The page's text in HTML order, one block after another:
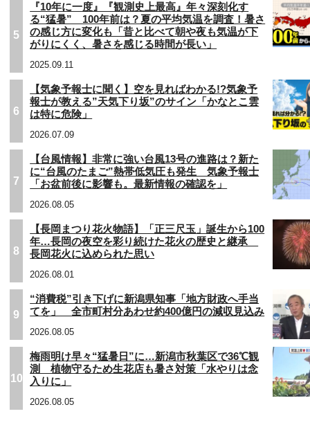
5
『10年に一度』『観測史上最高』年々深刻化す
る“猛暑” 100年前は？夏の平均気温を調査！暑さ
の感じ方に変化も「昔と比べて朝や夜も気温が下
がりにくく、暑さを感じる時間が長い」
2025.09.11
6
【気象予報士に聞く】空を見ればわかる!?気象予
報士が教える”天気下り坂”のサイン「かなとこ雲
は特に危険」
2026.07.09
7
【台風情報】非常に強い台風13号の進路は？新た
に“台風のたまご”熱帯低気圧も発生 気象予報士
「お盆前後に影響も。最新情報の確認を」
2026.08.05
8
【長岡まつり花火物語】「正三尺玉」誕生から100
年…長岡の夜空を彩り続けた花火の歴史と継承
長岡花火に込められた思い
2026.08.01
9
“消費税”引き下げに新潟県知事「地方財政へ手当
てを」 全市町村分あわせ約400億円の減収見込み
2026.08.05
10
梅雨明け早々“猛暑日”に…新潟市秋葉区で36℃観
測 植物守るため生花店も暑さ対策「水やりは念
入りに」
2026.08.05